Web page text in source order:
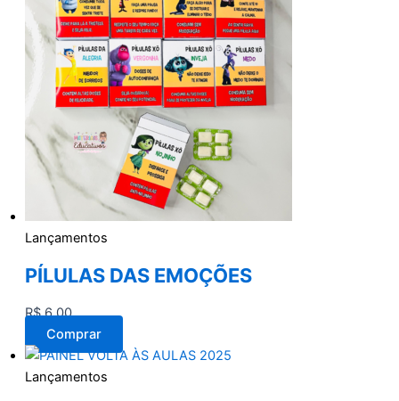
Lançamentos
PÍLULAS DAS EMOÇÕES
R$6,00
Comprar
Lançamentos